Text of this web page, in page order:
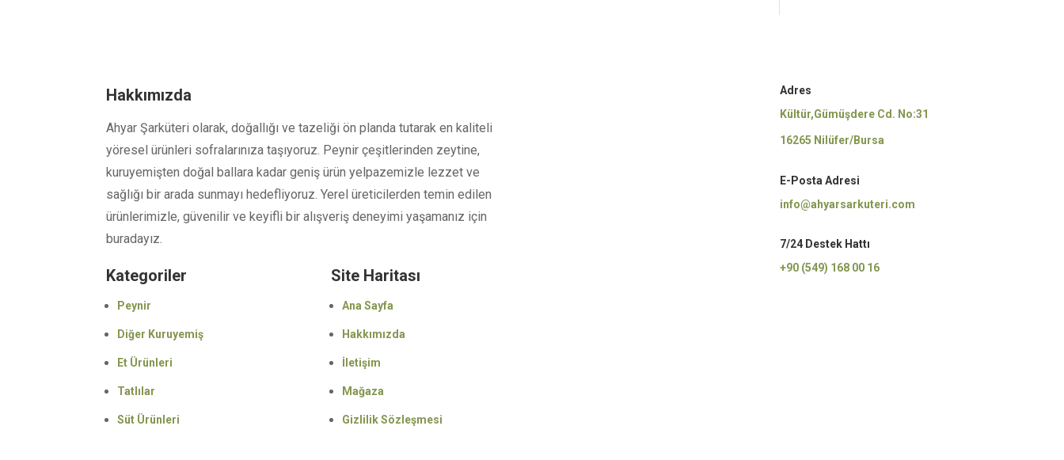
Hakkımızda
Ahyar Şarküteri olarak, doğallığı ve tazeliği ön planda tutarak en kaliteli
yöresel ürünleri sofralarınıza taşıyoruz. Peynir çeşitlerinden zeytine,
kuruyemişten doğal ballara kadar geniş ürün yelpazemizle lezzet ve
sağlığı bir arada sunmayı hedefliyoruz. Yerel üreticilerden temin edilen
ürünlerimizle, güvenilir ve keyifli bir alışveriş deneyimi yaşamanız için
buradayız.
Kategoriler
Peynir
Diğer Kuruyemiş
Et Ürünleri
Tatlılar
Süt Ürünleri
Site Haritası
Ana Sayfa
Hakkımızda
İletişim
Mağaza
Gizlilik Sözleşmesi
Adres
Kültür,Gümüşdere Cd. No:31
16265 Nilüfer/Bursa
E-Posta Adresi
info@ahyarsarkuteri.com
7/24 Destek Hattı
+90 (549) 168 00 16